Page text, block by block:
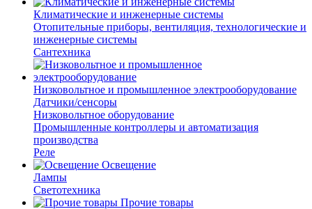
Климатические и инженерные системы
Отопительные приборы, вентиляция, технологические и
инженерные системы
Сантехника
Низковольтное и промышленное электрооборудование
Датчики/сенсоры
Низковольтное оборудование
Промышленные контроллеры и автоматизация
производства
Реле
Освещение
Лампы
Светотехника
Прочие товары